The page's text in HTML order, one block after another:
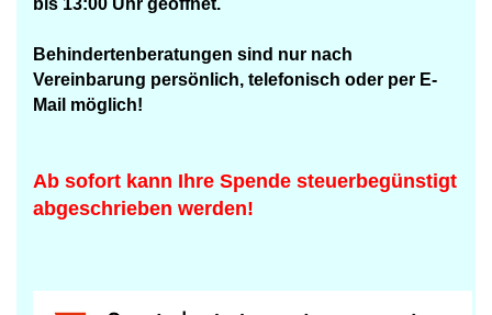
bis 13:00 Uhr geöffnet.
Behindertenberatungen sind nur nach
Vereinbarung persönlich, telefonisch oder per E-
Mail möglich!
Ab sofort kann Ihre Spende steuerbegünstigt
abgeschrieben werden!